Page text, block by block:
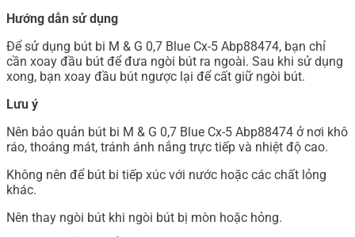
Hướng dẫn sử dụng
Để sử dụng bút bi M & G 0,7 Blue Cx-5 Abp88474, bạn chỉ
cần xoay đầu bút để đưa ngòi bút ra ngoài. Sau khi sử dụng
xong, bạn xoay đầu bút ngược lại để cất giữ ngòi bút.
Lưu ý
Nên bảo quản bút bi M & G 0,7 Blue Cx-5 Abp88474 ở nơi khô
ráo, thoáng mát, tránh ánh nắng trực tiếp và nhiệt độ cao.
Không nên để bút bi tiếp xúc với nước hoặc các chất lỏng
khác.
Nên thay ngòi bút khi ngòi bút bị mòn hoặc hỏng.